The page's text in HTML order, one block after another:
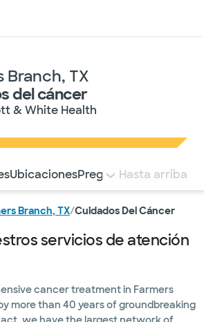
Branch, TX
del cáncer
& White Health
para saltar rápidamente a
UbicacionesPreguntas frecuentes
Hasta arriba
Branch, TX/Cuidados Del Cáncer
servicios de atención
cancer treatment in Farmers
more than 40 years of groundbreaking